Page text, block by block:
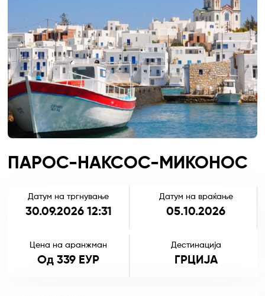
ПАРОС-НАКСОС-МИКОНОС
Датум на тргнување
30.09.2026 12:31
Датум на враќање
05.10.2026
Цена на аранжман
Од 339 ЕУР
Дестинација
ГРЦИЈА